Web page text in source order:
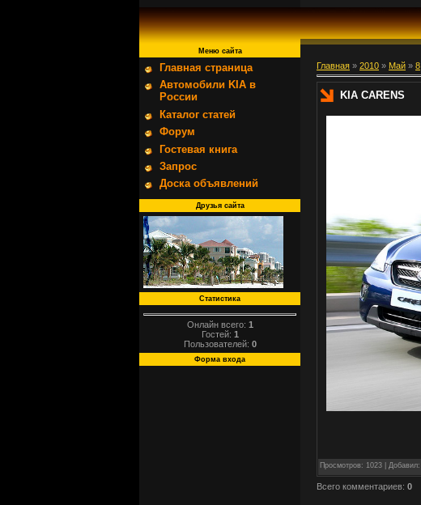
Меню сайта
Главная страница
Автомобили KIA в
России
Каталог статей
Форум
Гостевая книга
Запрос
Доска объявлений
Друзья сайта
Статистика
Онлайн всего: 1
Гостей: 1
Пользователей: 0
Форма входа
Главная » 2010 » Май » 8
KIA CARENS
Просмотров: 1023 | Добавил:
Всего комментариев: 0